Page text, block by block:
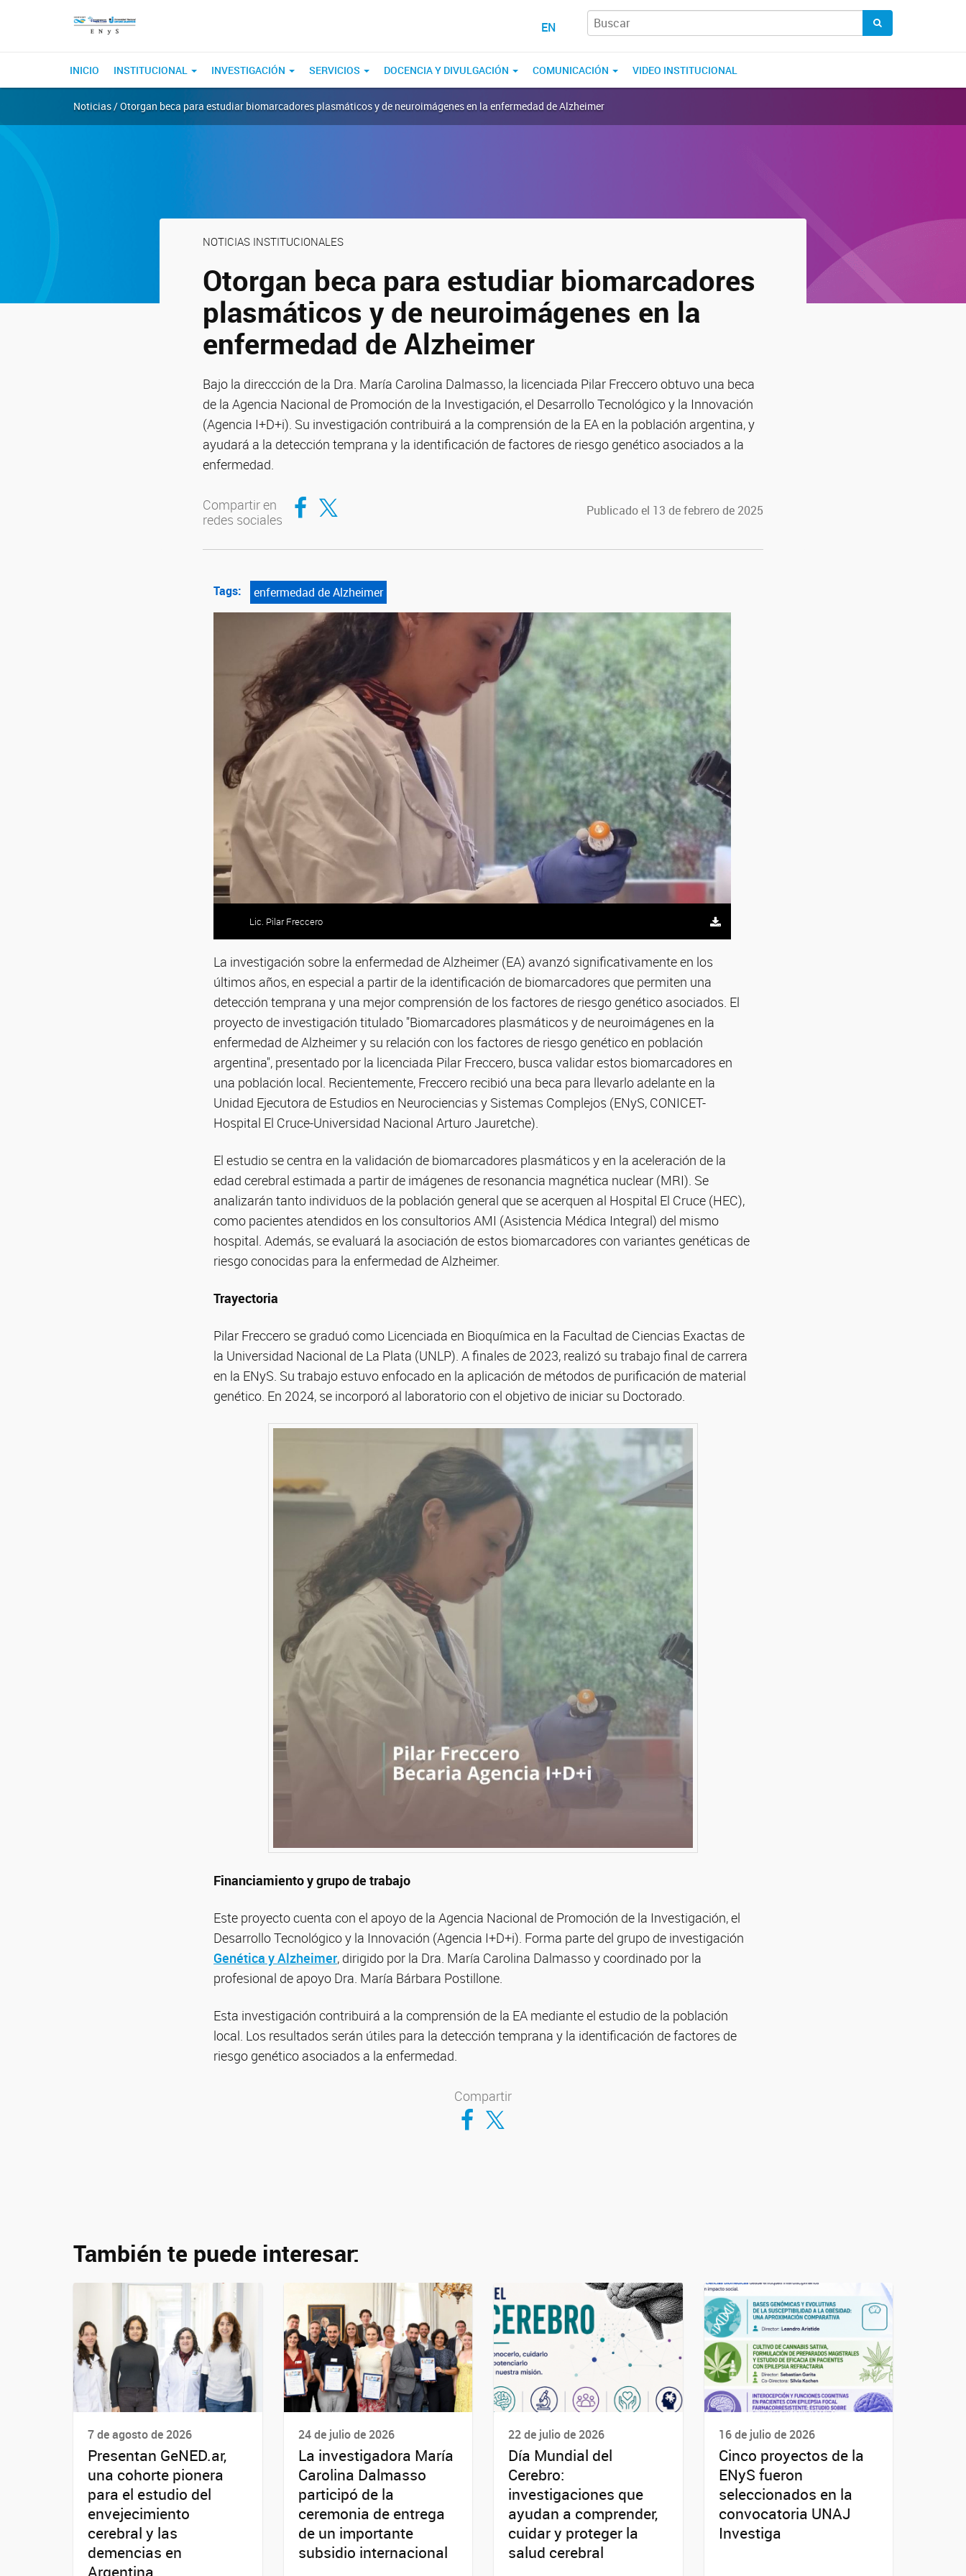
EN
INICIO INSTITUCIONAL INVESTIGACIÓN SERVICIOS DOCENCIA Y DIVULGACIÓN COMUNICACIÓN VIDEO INSTITUCIONAL
Noticias / Otorgan beca para estudiar biomarcadores plasmáticos y de neuroimágenes en la enfermedad de Alzheimer
NOTICIAS INSTITUCIONALES
Otorgan beca para estudiar biomarcadores
plasmáticos y de neuroimágenes en la
enfermedad de Alzheimer
Bajo la direccción de la Dra. María Carolina Dalmasso, la licenciada Pilar Freccero obtuvo una beca
de la Agencia Nacional de Promoción de la Investigación, el Desarrollo Tecnológico y la Innovación
(Agencia I+D+i). Su investigación contribuirá a la comprensión de la EA en la población argentina, y
ayudará a la detección temprana y la identificación de factores de riesgo genético asociados a la
enfermedad.
Compartir en
redes sociales
Compartir en Facebook
Compartir en Twitter Publicado el 13 de febrero de 2025
Tags: enfermedad de Alzheimer
Lic. Pilar Freccero
La investigación sobre la enfermedad de Alzheimer (EA) avanzó significativamente en los
últimos años, en especial a partir de la identificación de biomarcadores que permiten una
detección temprana y una mejor comprensión de los factores de riesgo genético asociados. El
proyecto de investigación titulado "Biomarcadores plasmáticos y de neuroimágenes en la
enfermedad de Alzheimer y su relación con los factores de riesgo genético en población
argentina", presentado por la licenciada Pilar Freccero, busca validar estos biomarcadores en
una población local. Recientemente, Freccero recibió una beca para llevarlo adelante en la
Unidad Ejecutora de Estudios en Neurociencias y Sistemas Complejos (ENyS, CONICET-
Hospital El Cruce-Universidad Nacional Arturo Jauretche).
El estudio se centra en la validación de biomarcadores plasmáticos y en la aceleración de la
edad cerebral estimada a partir de imágenes de resonancia magnética nuclear (MRI). Se
analizarán tanto individuos de la población general que se acerquen al Hospital El Cruce (HEC),
como pacientes atendidos en los consultorios AMI (Asistencia Médica Integral) del mismo
hospital. Además, se evaluará la asociación de estos biomarcadores con variantes genéticas de
riesgo conocidas para la enfermedad de Alzheimer.
Trayectoria
Pilar Freccero se graduó como Licenciada en Bioquímica en la Facultad de Ciencias Exactas de
la Universidad Nacional de La Plata (UNLP). A finales de 2023, realizó su trabajo final de carrera
en la ENyS. Su trabajo estuvo enfocado en la aplicación de métodos de purificación de material
genético. En 2024, se incorporó al laboratorio con el objetivo de iniciar su Doctorado.
Financiamiento y grupo de trabajo
Este proyecto cuenta con el apoyo de la Agencia Nacional de Promoción de la Investigación, el
Desarrollo Tecnológico y la Innovación (Agencia I+D+i). Forma parte del grupo de investigación
Genética y Alzheimer, dirigido por la Dra. María Carolina Dalmasso y coordinado por la
profesional de apoyo Dra. María Bárbara Postillone.
Esta investigación contribuirá a la comprensión de la EA mediante el estudio de la población
local. Los resultados serán útiles para la detección temprana y la identificación de factores de
riesgo genético asociados a la enfermedad.
Compartir
Compartir en Facebook
Compartir en Twitter
También te puede interesar:
7 de agosto de 2026
Presentan GeNED.ar,
una cohorte pionera
para el estudio del
envejecimiento
cerebral y las
demencias en
Argentina
24 de julio de 2026
La investigadora María
Carolina Dalmasso
participó de la
ceremonia de entrega
de un importante
subsidio internacional
22 de julio de 2026
Día Mundial del
Cerebro:
investigaciones que
ayudan a comprender,
cuidar y proteger la
salud cerebral
16 de julio de 2026
Cinco proyectos de la
ENyS fueron
seleccionados en la
convocatoria UNAJ
Investiga